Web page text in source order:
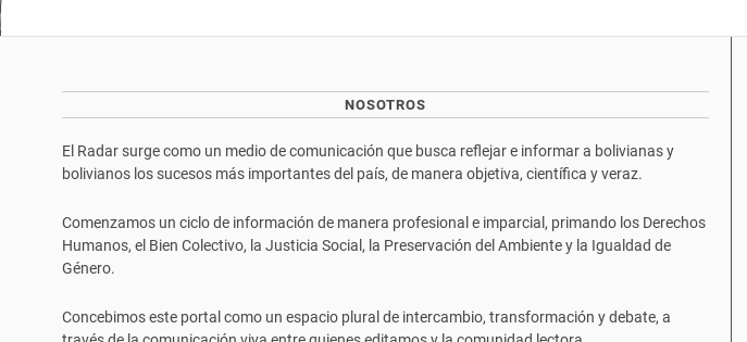
NOSOTROS
El Radar surge como un medio de comunicación que busca reflejar e informar a bolivianas y
bolivianos los sucesos más importantes del país, de manera objetiva, científica y veraz.
Comenzamos un ciclo de información de manera profesional e imparcial, primando los Derechos
Humanos, el Bien Colectivo, la Justicia Social, la Preservación del Ambiente y la Igualdad de
Género.
Concebimos este portal como un espacio plural de intercambio, transformación y debate, a